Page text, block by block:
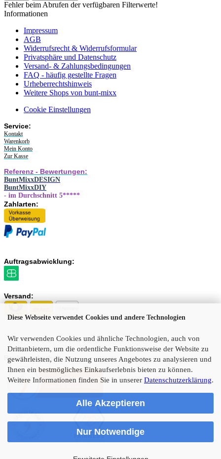
Diese Webseite verwendet Cookies und andere Technologien
Wir verwenden Cookies und ähnliche Technologien, auch von
Drittanbietern, um die ordentliche Funktionsweise der Website zu
gewährleisten, die Nutzung unseres Angebotes zu analysieren und
Ihnen ein bestmögliches Einkaufserlebnis bieten zu können.
Weitere Informationen finden Sie in unserer Datenschutzerklärung.
Alle Akzeptieren
Nur Notwendige
Fehler beim Abrufen der verfügbaren Filterwerte!
Informationen
Impressum
AGB
Widerrufsrecht & Widerrufsformular
Privatsphäre und Datenschutz
Versand- & Zahlungsbedingungen
FAQ - häufig gestellte Fragen
Urheberrechtshinweis
Weitere Shops von bunt-mixx
Cookie Einstellungen
Service:
Kontakt
Warenkorb
Mein Konto
Zur Kasse
Referenz - Bewertungen:
BuntMixxDESIGN
BuntMixxDIY
- im Durchschnitt 5*****
Zahlarten:
Auftragsabwicklung:
Versand:
Rechtssicherheit